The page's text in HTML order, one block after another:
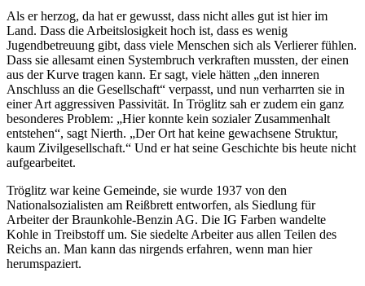
Als er herzog, da hat er gewusst, dass nicht alles gut ist hier im
Land. Dass die Arbeitslosigkeit hoch ist, dass es wenig
Jugendbetreuung gibt, dass viele Menschen sich als Verlierer fühlen.
Dass sie allesamt einen Systembruch verkraften mussten, der einen
aus der Kurve tragen kann. Er sagt, viele hätten „den inneren
Anschluss an die Gesellschaft“ verpasst, und nun verharrten sie in
einer Art aggressiven Passivität. In Tröglitz sah er zudem ein ganz
besonderes Problem: „Hier konnte kein sozialer Zusammenhalt
entstehen“, sagt Nierth. „Der Ort hat keine gewachsene Struktur,
kaum Zivilgesellschaft.“ Und er hat seine Geschichte bis heute nicht
aufgearbeitet.
Tröglitz war keine Gemeinde, sie wurde 1937 von den
Nationalsozialisten am Reißbrett entworfen, als Siedlung für
Arbeiter der Braunkohle-Benzin AG. Die IG Farben wandelte
Kohle in Treibstoff um. Sie siedelte Arbeiter aus allen Teilen des
Reichs an. Man kann das nirgends erfahren, wenn man hier
herumspaziert.